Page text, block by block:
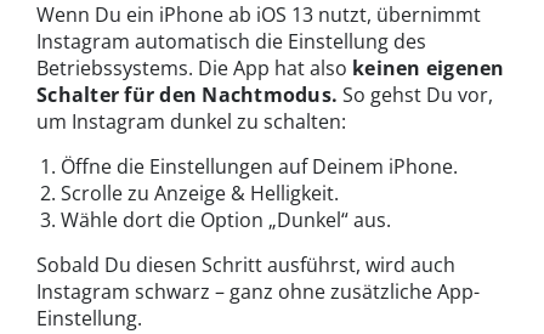
Wenn Du ein iPhone ab iOS 13 nutzt, übernimmt
Instagram automatisch die Einstellung des
Betriebssystems. Die App hat also keinen eigenen
Schalter für den Nachtmodus. So gehst Du vor,
um Instagram dunkel zu schalten:
Öffne die Einstellungen auf Deinem iPhone.
Scrolle zu Anzeige & Helligkeit.
Wähle dort die Option „Dunkel“ aus.
Sobald Du diesen Schritt ausführst, wird auch
Instagram schwarz – ganz ohne zusätzliche App-
Einstellung.